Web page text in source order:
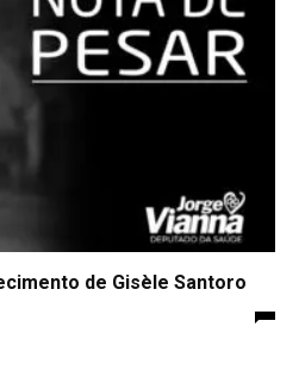
de Gisèle Santoro